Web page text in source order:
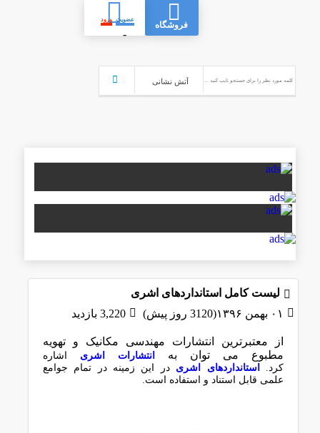
فروشگاه
عضویت
-
ورود
لیست کامل استانداردهای اشری
۰۱ بهمن ۱۳۹۶(3120 روز پیش)
3,220 بازدید
از معتبرترین انتشارات مهندسی مکانیک و تهویه
مطبوع می توان به انتشارات اشری اشاره
کرد.
استانداردهای اشری در این زمینه در تمام جوامع
علمی قابل استناد و استفاده است.